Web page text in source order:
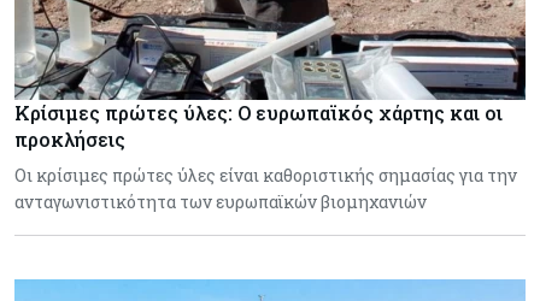
Κρίσιμες πρώτες ύλες: Ο ευρωπαϊκός χάρτης και οι
προκλήσεις
Οι κρίσιμες πρώτες ύλες είναι καθοριστικής σημασίας για την
ανταγωνιστικότητα των ευρωπαϊκών βιομηχανιών